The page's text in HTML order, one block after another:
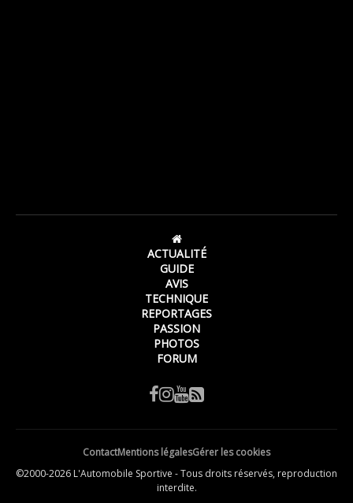
ACTUALITÉ
GUIDE
AVIS
TECHNIQUE
REPORTAGES
PASSION
PHOTOS
FORUM
ContactMentions légalesGérer les cookies
©2000-2026 L'Automobile Sportive - Tous droits réservés, reproduction
interdite.